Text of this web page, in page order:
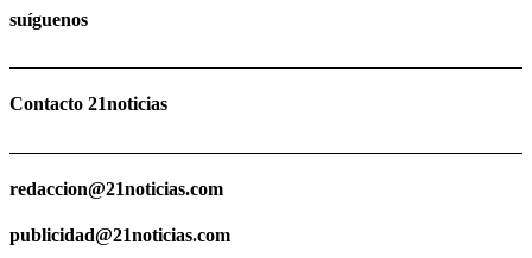
suíguenos
Contacto 21noticias
redaccion@21noticias.com
publicidad@21noticias.com